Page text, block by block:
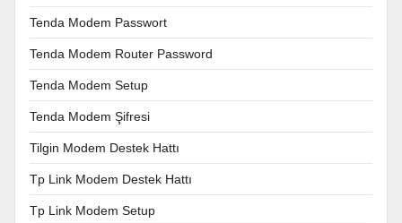
Tenda Modem Passwort
Tenda Modem Router Password
Tenda Modem Setup
Tenda Modem Şifresi
Tilgin Modem Destek Hattı
Tp Link Modem Destek Hattı
Tp Link Modem Setup